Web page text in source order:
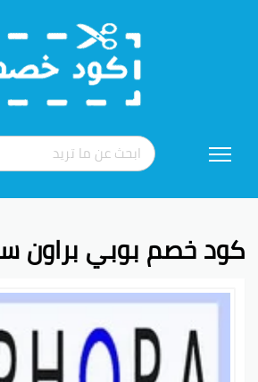
إلى
كود خصم بوبي براون